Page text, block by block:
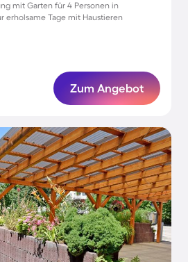
mit Garten für 4 Personen in
erholsame Tage mit Haustieren
Zum Angebot